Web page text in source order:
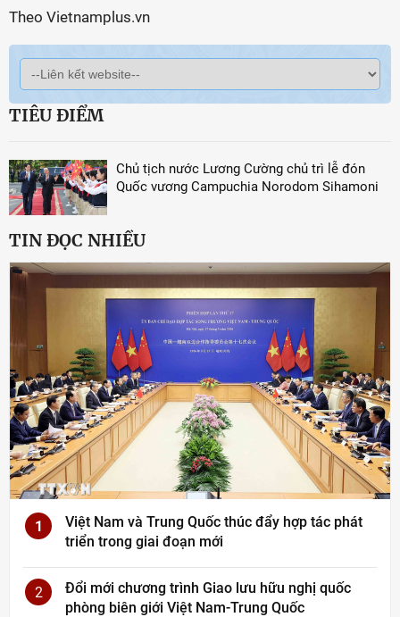
Theo Vietnamplus.vn
TIÊU ĐIỂM
Chủ tịch nước Lương Cường chủ trì lễ đón
Quốc vương Campuchia Norodom Sihamoni
TIN ĐỌC NHIỀU
1
Việt Nam và Trung Quốc thúc đẩy hợp tác phát
triển trong giai đoạn mới
2
Đổi mới chương trình Giao lưu hữu nghị quốc
phòng biên giới Việt Nam-Trung Quốc